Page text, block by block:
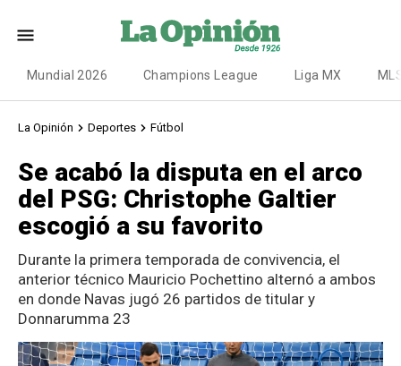
Mundial 2026 Champions League Liga MX
La Opinión Deportes Fútbol
Se acabó la disputa en el arco
del PSG: Christophe Galtier
escogió a su favorito
Durante la primera temporada de convivencia, el
anterior técnico Mauricio Pochettino alternó a ambos
en donde Navas jugó 26 partidos de titular y
Donnarumma 23